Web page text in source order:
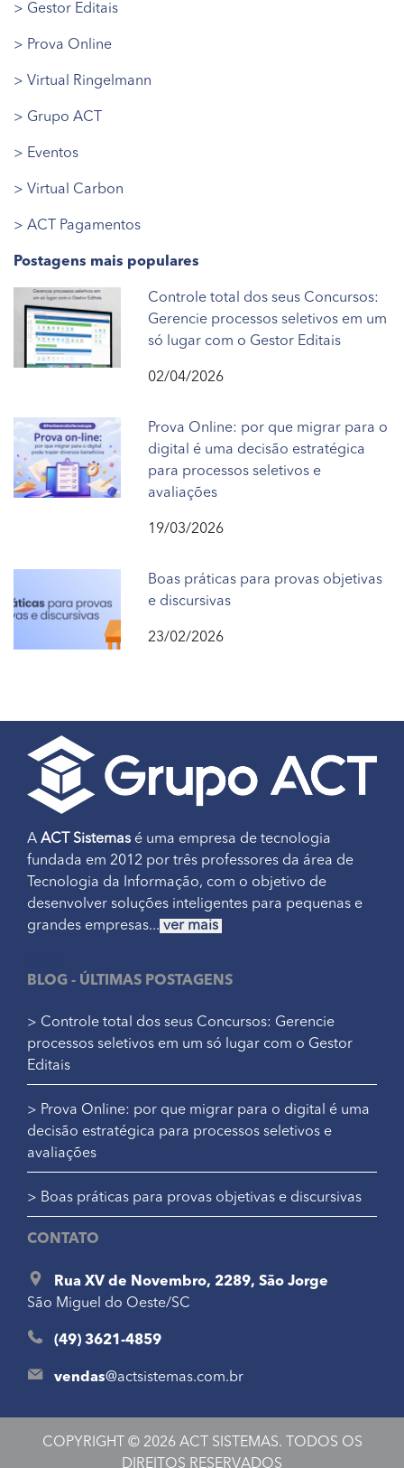
> Gestor Editais
> Prova Online
> Virtual Ringelmann
> Grupo ACT
> Eventos
> Virtual Carbon
> ACT Pagamentos
Postagens mais populares
Controle total dos seus Concursos:
Gerencie processos seletivos em um
só lugar com o Gestor Editais
02/04/2026
Prova Online: por que migrar para o
digital é uma decisão estratégica
para processos seletivos e
avaliações
19/03/2026
Boas práticas para provas objetivas
e discursivas
23/02/2026
A ACT Sistemas é uma empresa de tecnologia
fundada em 2012 por três professores da área de
Tecnologia da Informação, com o objetivo de
desenvolver soluções inteligentes para pequenas e
grandes empresas... ver mais
BLOG - ÚLTIMAS POSTAGENS
> Controle total dos seus Concursos: Gerencie
processos seletivos em um só lugar com o Gestor
Editais
> Prova Online: por que migrar para o digital é uma
decisão estratégica para processos seletivos e
avaliações
> Boas práticas para provas objetivas e discursivas
CONTATO
Rua XV de Novembro, 2289, São Jorge
São Miguel do Oeste/SC
(49) 3621-4859
vendas@actsistemas.com.br
COPYRIGHT © 2026 ACT SISTEMAS. TODOS OS
DIREITOS RESERVADOS